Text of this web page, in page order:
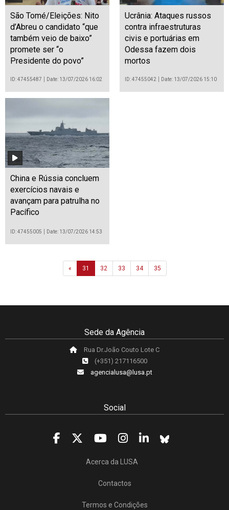
São Tomé/Eleições: Nito
d’Abreu o candidato “que
também veio de baixo”
promete ser “o
Presidente do povo”
ID: 47455487 Date: 13/07/2026 16:02
Ucrânia: Ataques russos
contra infraestruturas
civis e portuárias em
Odessa fazem dois
mortos
ID: 47455042 Date: 13/07/2026 15:10
China e Rússia concluem
exercícios navais e
avançam para patrulha no
Pacífico
ID: 47455005 Date: 13/07/2026 14:53
«Previous
31 32 33 34 35
Sede da Agência
Rua Dr.João Couto Lote C
(+351) 217116500
agencialusa@lusa.pt
Social
Acerca da LUSA
Contactos
Termos e Condições